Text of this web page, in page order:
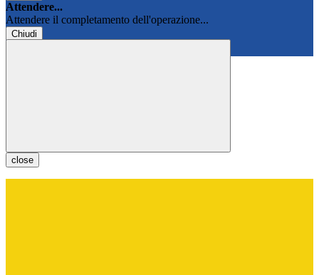
Attendere...
Attendere il completamento dell'operazione...
Chiudi
close